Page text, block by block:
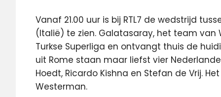
Vanaf 21.00 uur is bij RTL7 de wedstrijd
(Italië) te zien. Galatasaray, het team
Turkse Superliga en ontvangt thuis de
uit Rome staan maar liefst vier
Hoedt, Ricardo Kishna en Stefan de Vrij.
Westerman.